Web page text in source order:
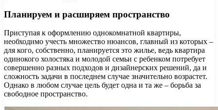
Планируем и расширяем пространство
Приступая к оформлению однокомнатной квартиры,
необходимо учесть множество нюансов, главный из которых –
для кого, собственно, планируется это жилье, ведь квартира
одинокого холостяка и молодой семьи с ребенком потребует
совершенно разных подходов и дизайнерских решений, да и
сложность задачи в последнем случае значительно возрастет.
Однако в любом случае цель будет одна и та же – борьба за
свободное пространство.